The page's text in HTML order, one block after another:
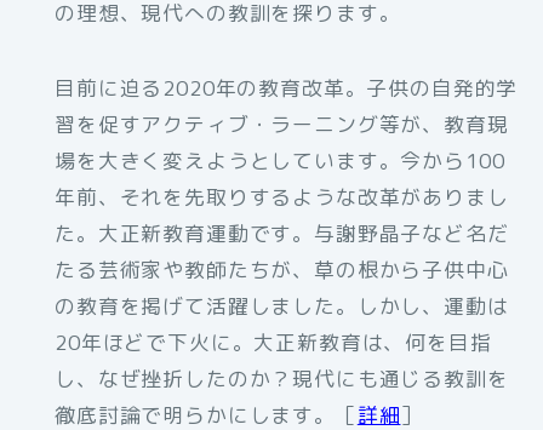
の理想、現代への教訓を探ります。
目前に迫る2020年の教育改革。子供の自発的学
習を促すアクティブ・ラーニング等が、教育現
場を大きく変えようとしています。今から100
年前、それを先取りするような改革がありまし
た。大正新教育運動です。与謝野晶子など名だ
たる芸術家や教師たちが、草の根から子供中心
の教育を掲げて活躍しました。しかし、運動は
20年ほどで下火に。大正新教育は、何を目指
し、なぜ挫折したのか？現代にも通じる教訓を
徹底討論で明らかにします。［詳細］